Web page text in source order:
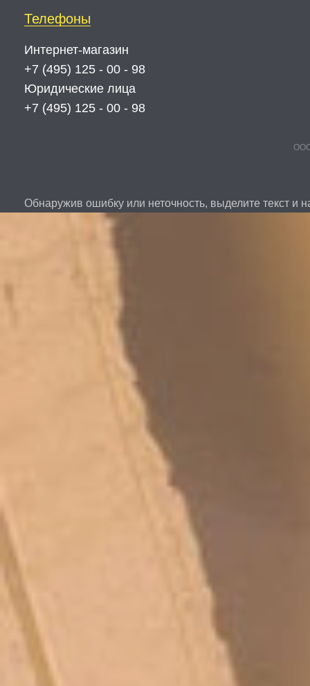
Телефоны
Интернет-магазин
+7 (495) 125 - 00 - 98
Юридические лица
+7 (495) 125 - 00 - 98
ООО
Обнаружив ошибку или неточность, выделите текст и